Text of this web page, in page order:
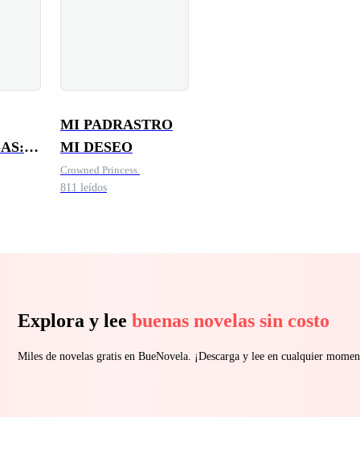
MI PADRASTRO
MI DESEO
Crowned Princess.
811 leídos
Explora y lee buenas novelas sin costo
Miles de novelas gratis en BueNovela. ¡Descarga y lee en cualquier